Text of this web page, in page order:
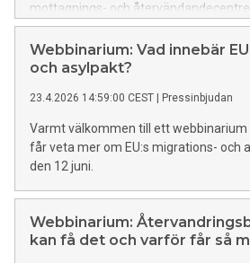
mottagnings- och
Webbinarium: Vad innebär
och asylpakt?
23.4.2026 14:59:00 CEST Pressinbjudan
Varmt välkommen till ett webbinarium
får veta mer om EU:s migrations- och
den 12 juni.
Webbinarium:
kan få det och varför får så